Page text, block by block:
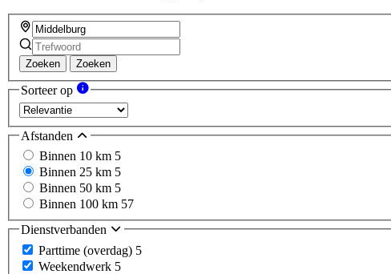
Zoeken Zoeken
Sorteer op
Afstanden
Binnen 10 km 5
Binnen 25 km 5
Binnen 50 km 5
Binnen 100 km 57
Dienstverbanden
Parttime (overdag) 5
Weekendwerk 5